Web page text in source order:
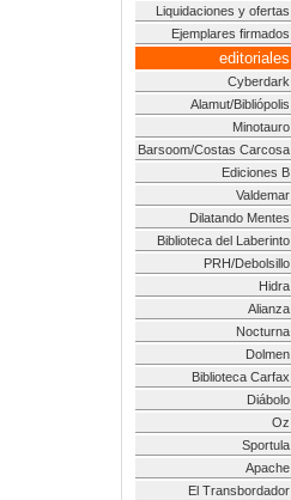
Liquidaciones y ofertas
Ejemplares firmados
editoriales
Cyberdark
Alamut/Bibliópolis
Minotauro
Barsoom/Costas Carcosa
Ediciones B
Valdemar
Dilatando Mentes
Biblioteca del Laberinto
PRH/Debolsillo
Hidra
Alianza
Nocturna
Dolmen
Biblioteca Carfax
Diábolo
Oz
Sportula
Apache
El Transbordador